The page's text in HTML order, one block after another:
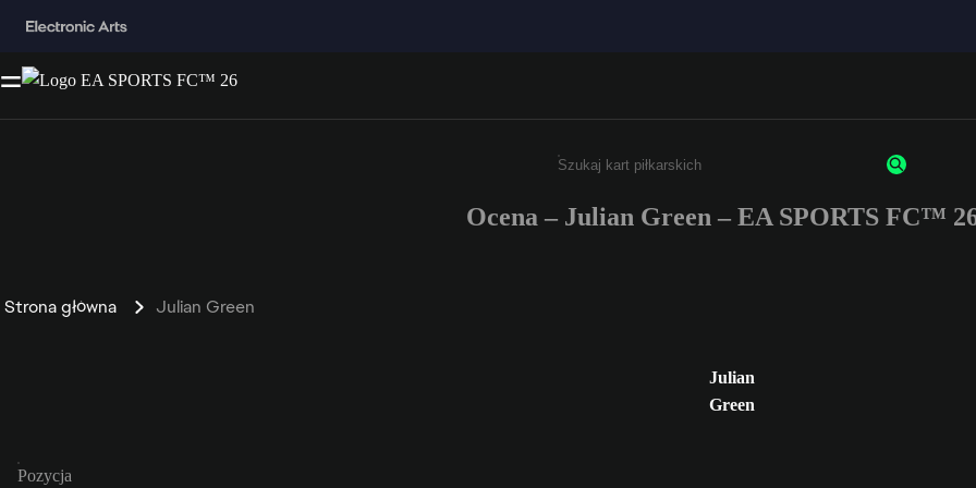
Wpisz co najmniej 3 znaki lub cyfry.
Ocena – Julian Green – EA SPORTS FC™
Strona główna Julian Green
Julian
Green
Pozycja